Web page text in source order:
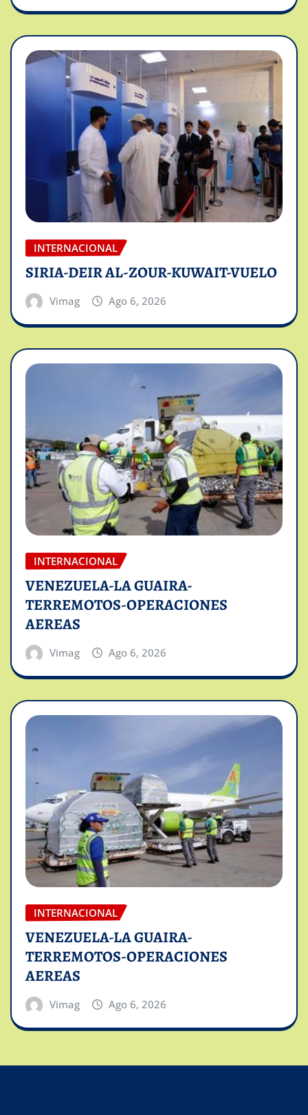
INTERNACIONAL
SIRIA-DEIR AL-ZOUR-KUWAIT-VUELO
Vimag Ago 6, 2026
INTERNACIONAL
VENEZUELA-LA GUAIRA-
TERREMOTOS-OPERACIONES
AEREAS
Vimag Ago 6, 2026
INTERNACIONAL
VENEZUELA-LA GUAIRA-
TERREMOTOS-OPERACIONES
AEREAS
Vimag Ago 6, 2026